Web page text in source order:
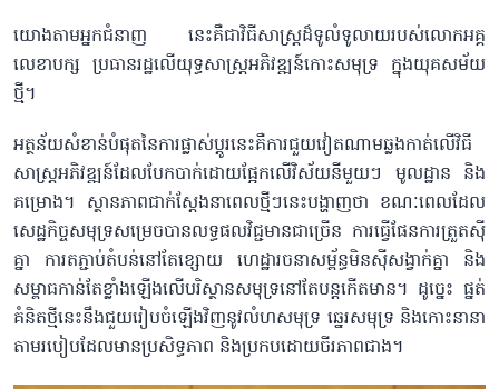
យោងតាមអ្នកជំនាញ នេះគឺជាវិធីសាស្រ្តដ៏ទូលំទូលាយរបស់លោកអគ្គ
លេខាបក្ស ប្រធានរដ្ឋលើយុទ្ធសាស្ត្រអភិវឌ្ឍន៍កោះសមុទ្រ ក្នុងយុគសម័យ
ថ្មី។
អត្ថន័យសំខាន់បំផុតនៃការផ្លាស់ប្តូរនេះគឺការជួយវៀតណាមឆ្លងកាត់លើវិធី
សាស្រ្តអភិវឌ្ឍន៍ដែលបែកបាក់ដោយផ្អែកលើវិស័យនីមួយៗ មូលដ្ឋាន និង
គម្រោង។ ស្ថានភាពជាក់ស្តែងនាពេលថ្មីៗនេះបង្ហាញថា ខណៈពេលដែល
សេដ្ឋកិច្ចសមុទ្រសម្រេចបានលទ្ធផលវិជ្ជមានជាច្រើន ការធ្វើផែនការត្រួតស៊ី
គ្នា ការតភ្ជាប់តំបន់នៅតែខ្សោយ ហេដ្ឋារចនាសម្ព័ន្ធមិនស៊ីសង្វាក់គ្នា និង
សម្ពាធកាន់តែខ្លាំងឡើងលើបរិស្ថានសមុទ្រនៅតែបន្តកើតមាន។ ដូច្នេះ ផ្នត់
គំនិតថ្មីនេះនឹងជួយរៀបចំឡើងវិញនូវលំហសមុទ្រ ឆ្នេរសមុទ្រ និងកោះនានា
តាមរបៀបដែលមានប្រសិទ្ធភាព និងប្រកបដោយចីរភាពជាង។